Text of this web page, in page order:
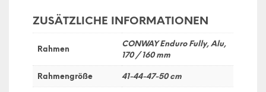
ZUSÄTZLICHE INFORMATIONEN
Rahmen
CONWAY Enduro Fully, Alu,
170 / 160 mm
Rahmengröße 41-44-47-50 cm